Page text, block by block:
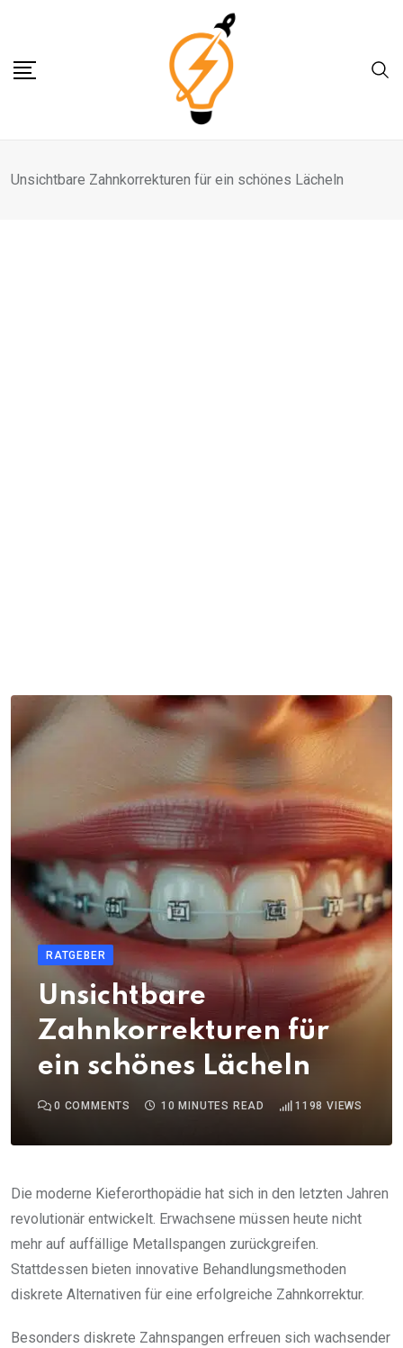
content
Unsichtbare Zahnkorrekturen für ein schönes Lächeln
RATGEBER
Unsichtbare
Zahnkorrekturen für
ein schönes Lächeln
0 COMMENTS 10 MINUTES READ 1198 VIEWS
Die moderne Kieferorthopädie hat sich in den letzten Jahren
revolutionär entwickelt. Erwachsene müssen heute nicht
mehr auf auffällige Metallspangen zurückgreifen.
Stattdessen bieten innovative Behandlungsmethoden
diskrete Alternativen für eine erfolgreiche Zahnkorrektur.
Besonders diskrete Zahnspangen erfreuen sich wachsender